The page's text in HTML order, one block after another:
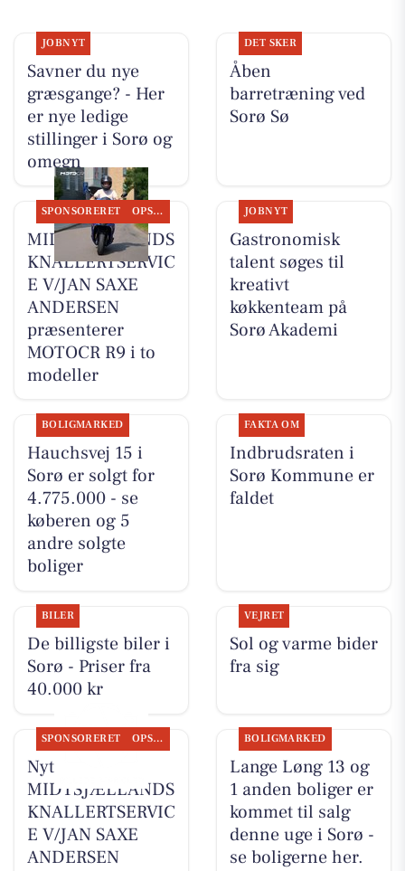
JOBNYT
Savner du nye
græsgange? - Her
er nye ledige
stillinger i Sorø og
omegn
DET SKER
Åben
barretræning ved
Sorø Sø
SPONSORERET OPSLAGSTAVLEN
MIDTSJÆLLANDS
KNALLERTSERVIC
E V/JAN SAXE
ANDERSEN
præsenterer
MOTOCR R9 i to
modeller
JOBNYT
Gastronomisk
talent søges til
kreativt
køkkenteam på
Sorø Akademi
BOLIGMARKED
Hauchsvej 15 i
Sorø er solgt for
4.775.000 - se
køberen og 5
andre solgte
boliger
FAKTA OM
Indbrudsraten i
Sorø Kommune er
faldet
BILER
De billigste biler i
Sorø - Priser fra
40.000 kr
VEJRET
Sol og varme bider
fra sig
SPONSORERET OPSLAGSTAVLEN
Nyt fra
MIDTSJÆLLANDS
KNALLERTSERVIC
E V/JAN SAXE
ANDERSEN
BOLIGMARKED
Lange Løng 13 og
1 anden boliger er
kommet til salg
denne uge i Sorø -
se boligerne her.